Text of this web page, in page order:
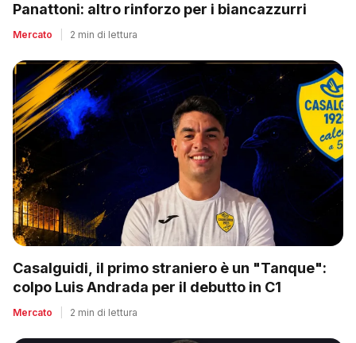
Panattoni: altro rinforzo per i biancazzurri
Mercato 2 min di lettura
Casalguidi, il primo straniero è un "Tanque":
colpo Luis Andrada per il debutto in C1
Mercato 2 min di lettura